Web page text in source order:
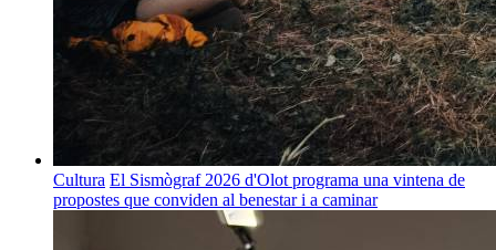
Cultura El Sismògraf 2026 d'Olot programa una vintena de
propostes que conviden al benestar i a caminar